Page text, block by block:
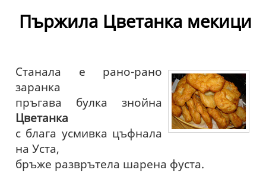
Пържила Цветанка мекици
Станала е рано-рано
заранка
пръгава булка знойна
Цветанка
с блага усмивка цъфнала
на Уста,
бръже разврътела шарена фуста.